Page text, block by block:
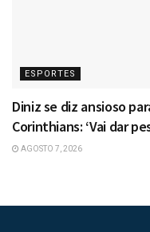
ESPORTES
Diniz se diz ansioso
Corinthians: ‘Vai dar
AGOSTO 7, 2026